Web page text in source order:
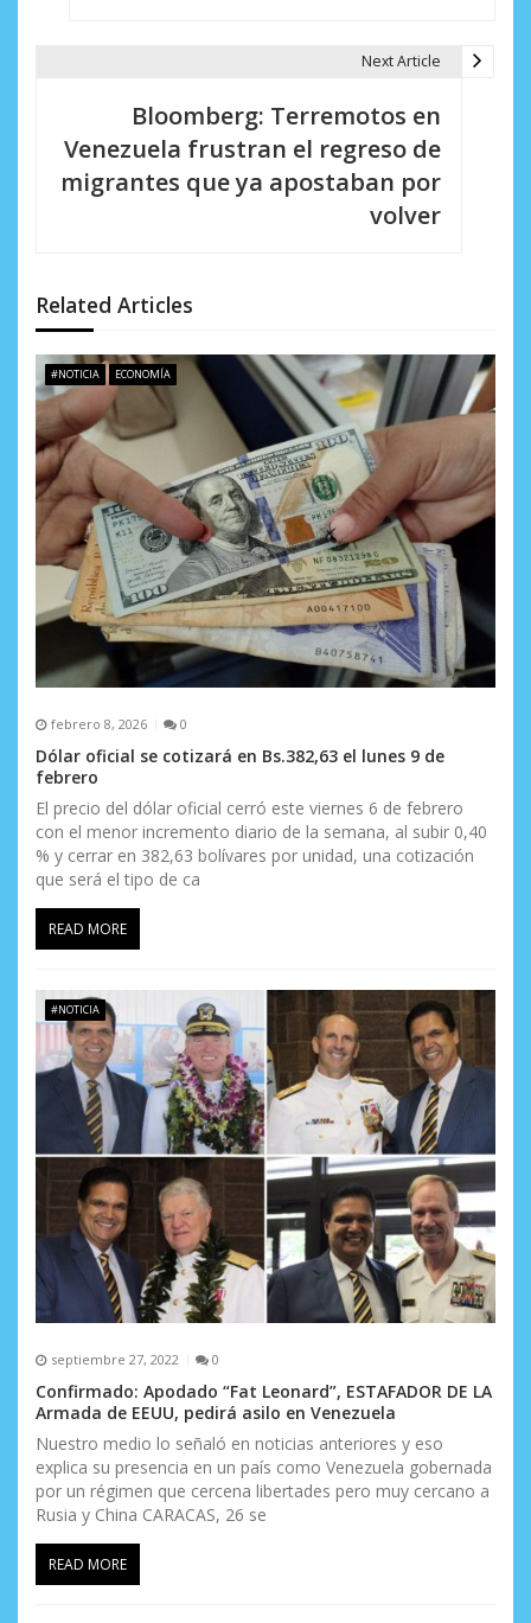
d
e
e
n
t
r
a
d
s
Next Article
Bloomberg: Terremotos en
Venezuela frustran el regreso de
migrantes que ya apostaban por
volver
Related Articles
#NOTICIA ECONOMÍA
febrero 8, 2026 0
Dólar oficial se cotizará en Bs.382,63 el lunes 9 de
febrero
El precio del dólar oficial cerró este viernes 6 de febrero
con el menor incremento diario de la semana, al subir 0,40
% y cerrar en 382,63 bolívares por unidad, una cotización
que será el tipo de ca
READ MORE
#NOTICIA
septiembre 27, 2022 0
Confirmado: Apodado “Fat Leonard”, ESTAFADOR DE LA
Armada de EEUU, pedirá asilo en Venezuela
Nuestro medio lo señaló en noticias anteriores y eso
explica su presencia en un país como Venezuela gobernada
por un régimen que cercena libertades pero muy cercano a
Rusia y China CARACAS, 26 se
READ MORE